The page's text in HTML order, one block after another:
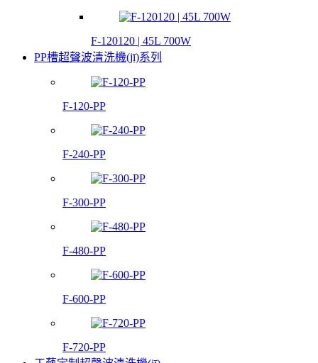
F-120120 | 45L 700W
PP槽超聲波清洗機(jī)系列
F-120-PP
F-240-PP
F-300-PP
F-480-PP
F-600-PP
F-720-PP